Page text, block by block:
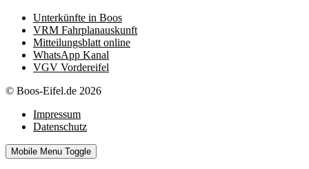
Unterkünfte in Boos
VRM Fahrplanauskunft
Mitteilungsblatt online
WhatsApp Kanal
VGV Vordereifel
© Boos-Eifel.de 2026
Impressum
Datenschutz
Mobile Menu Toggle